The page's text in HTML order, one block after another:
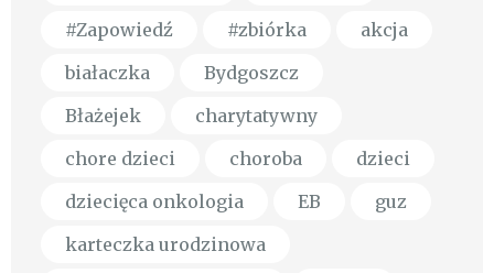
#Zapowiedź
#zbiórka
akcja
białaczka
Bydgoszcz
Błażejek
charytatywny
chore dzieci
choroba
dzieci
dziecięca onkologia
EB
guz
karteczka urodzinowa